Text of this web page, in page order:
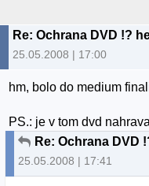
Re: Ochrana DVD !?
25.05.2008 | 17:00
hm, bolo do medium
PS.: je v tom dvd
Re: Ochrana DVD
25.05.2008 | 17:41